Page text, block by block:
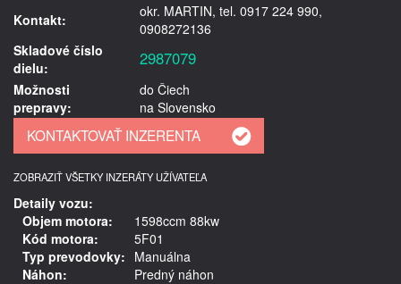
Kontakt:
okr. MARTIN, tel. 0917 224 990,
0908272136
Skladové číslo
dielu:
2987079
Možnosti
prepravy:
do Čiech
na Slovensko
ZOBRAZIŤ VŠETKY INZERÁTY UŽÍVATEĽA
Detaily vozu:
Objem motora:
1598ccm 88kw
Kód motora:
5F01
Typ prevodovky: Manuálna
Náhon:
Predný náhon